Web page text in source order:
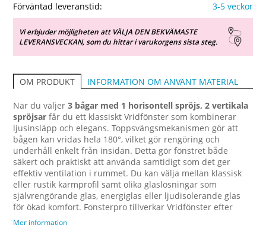
Förväntad leveranstid: 3-5 veckor
Vi erbjuder möjligheten att VÄLJA DEN BEKVÄMASTE
LEVERANSVECKAN, som du hittar i varukorgens sista steg.
OM PRODUKT INFORMATION OM ANVÄNT MATERIAL
När du väljer3 bågar med 1 horisontell spröjs, 2 vertikala
spröjsar får du ett klassiskt Vridfönster som kombinerar
ljusinsläpp och elegans. Toppsvängsmekanismen gör att
bågen kan vridas hela 180°, vilket gör rengöring och
underhåll enkelt från insidan. Detta gör fönstret både
säkert och praktiskt att använda samtidigt som det ger
effektiv ventilation i rummet. Du kan välja mellan klassisk
eller rustik karmprofil samt olika glaslösningar som
självrengörande glas, energiglas eller ljudisolerande glas
för ökad komfort. Fonsterpro tillverkar Vridfönster efter
mått så att de passar perfekt till ditt projekt, oavsett om det
Mer information